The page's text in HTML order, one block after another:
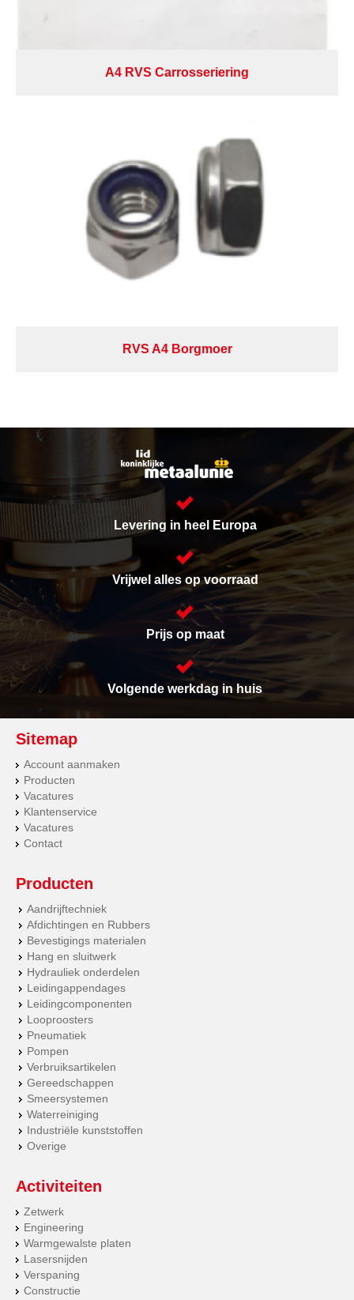
A4 RVS Carrosseriering
RVS A4 Borgmoer
Levering in heel Europa
Vrijwel alles op voorraad
Prijs op maat
Volgende werkdag in huis
Sitemap
Account aanmaken
Producten
Vacatures
Klantenservice
Vacatures
Contact
Producten
Aandrijftechniek
Afdichtingen en Rubbers
Bevestigings materialen
Hang en sluitwerk
Hydrauliek onderdelen
Leidingappendages
Leidingcomponenten
Looproosters
Pneumatiek
Pompen
Verbruiksartikelen
Gereedschappen
Smeersystemen
Waterreiniging
Industriële kunststoffen
Overige
Activiteiten
Zetwerk
Engineering
Warmgewalste platen
Lasersnijden
Verspaning
Constructie